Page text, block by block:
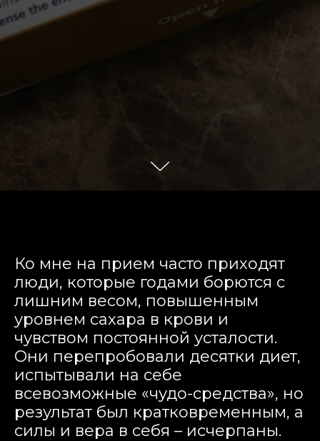
Ко мне на прием часто приходят
люди, которые годами борются с
лишним весом, повышенным
уровнем сахара в крови и
чувством постоянной усталости.
Они перепробовали десятки диет,
испытывали на себе
всевозможные «чудо-средства», но
результат был кратковременным, а
силы и вера в себя – исчерпаны.